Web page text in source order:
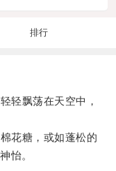
排行
飘荡在天空中，
花糖，或如蓬松的
怡。